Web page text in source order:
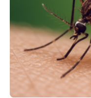
die noch heute in
Süßwasseralge
dieser Gruppe bilden
mit scheibenförmiger
nächsten…